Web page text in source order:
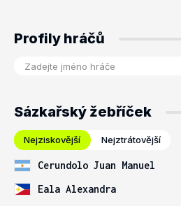
Profily hráčů
Sázkařský žebříček
Nejziskovější Nejztrátovější
Cerundolo Juan Manuel
Eala Alexandra